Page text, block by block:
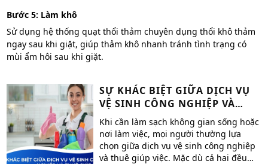
Bước 5: Làm khô
Sử dụng hệ thống quạt thổi thảm chuyên dụng thổi khô thảm
ngay sau khi giặt, giúp thảm khô nhanh tránh tình trạng có
mùi ẩm hôi sau khi giặt.
SỰ KHÁC BIỆT GIỮA DỊCH VỤ
VỆ SINH CÔNG NGHIỆP VÀ
THUÊ GIÚP VIỆC
Khi cần làm sạch không gian sống hoặc
nơi làm việc, mọi người thường lựa
chọn giữa dịch vụ vệ sinh công nghiệp
và thuê giúp việc. Mặc dù cả hai đều